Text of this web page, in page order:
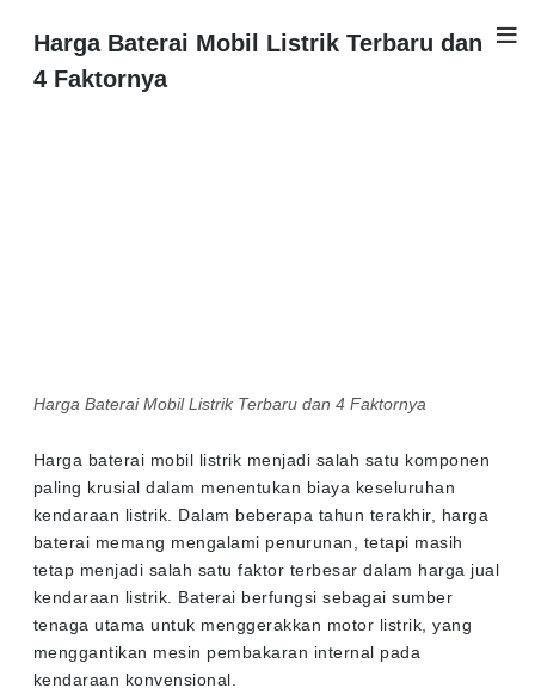
Harga Baterai Mobil Listrik Terbaru dan
4 Faktornya
Harga Baterai Mobil Listrik Terbaru dan 4 Faktornya
Harga baterai mobil listrik menjadi salah satu komponen
paling krusial dalam menentukan biaya keseluruhan
kendaraan listrik. Dalam beberapa tahun terakhir, harga
baterai memang mengalami penurunan, tetapi masih
tetap menjadi salah satu faktor terbesar dalam harga jual
kendaraan listrik. Baterai berfungsi sebagai sumber
tenaga utama untuk menggerakkan motor listrik, yang
menggantikan mesin pembakaran internal pada
kendaraan konvensional.